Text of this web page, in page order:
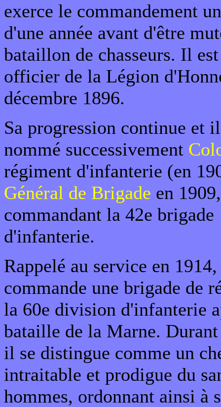
exerce le commandement
d'une année avant d'être
bataillon de chasseurs. Il
officier de la Légion
décembre 1896.
Sa progression continue et
nommé successivement
régiment d'infanterie (en
Général de Brigade en 1909,
commandant la 42e brigade
d'infanterie.
Rappelé au service en
commande une brigade de
la 60e division d'infanterie
bataille de la Marne.
il se distingue comme un
intraitable et prodigue du
hommes, ordonnant ainsi à